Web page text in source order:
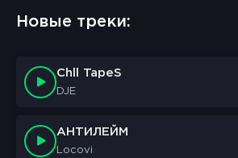
Новые треки:
Chll TapeS
DJE
АНТИЛЕЙМ
Locovi